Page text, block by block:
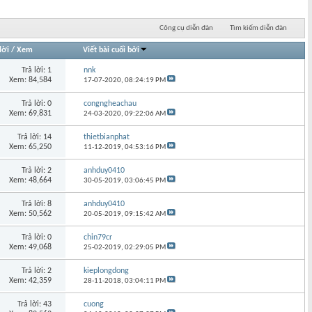
Công cụ diễn đàn Tìm kiếm diễn đàn
/ Xem Viết bài cuối bởi
Trả lời: 1
Xem: 84,584
nnk
17-07-2020,08:24:19 PM
Trả lời: 0
Xem: 69,831
congngheachau
24-03-2020,09:22:06 AM
Trả lời: 14
Xem: 65,250
thietbianphat
11-12-2019,04:53:16 PM
Trả lời: 2
Xem: 48,664
anhduy0410
30-05-2019,03:06:45 PM
Trả lời: 8
Xem: 50,562
anhduy0410
20-05-2019,09:15:42 AM
Trả lời: 0
Xem: 49,068
chin79cr
25-02-2019,02:29:05 PM
Trả lời: 2
Xem: 42,359
kieplongdong
28-11-2018,03:04:11 PM
Trả lời: 43
cuong